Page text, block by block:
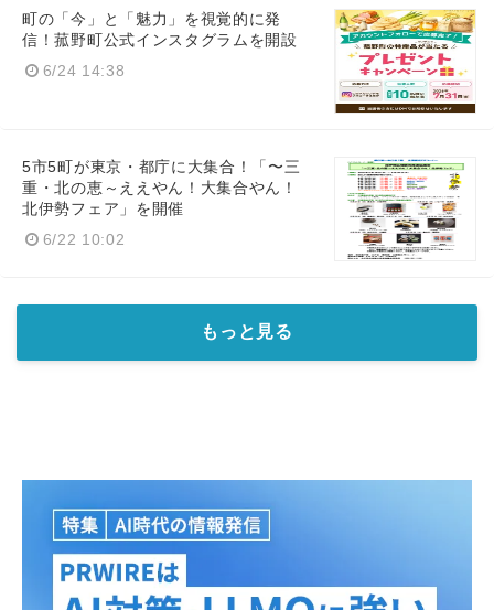
町の「今」と「魅力」を視覚的に発
信！菰野町公式インスタグラムを開設
6/24 14:38
5市5町が東京・都庁に大集合！「〜三
重・北の恵～ええやん！大集合やん！
北伊勢フェア」を開催
6/22 10:02
もっと見る